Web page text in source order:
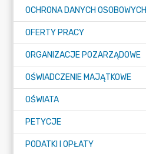
OFERTY PRACY
ORGANIZACJE POZARZĄDOWE
OŚWIADCZENIE MAJĄTKOWE
OŚWIATA
PETYCJE
PODATKI I OPŁATY